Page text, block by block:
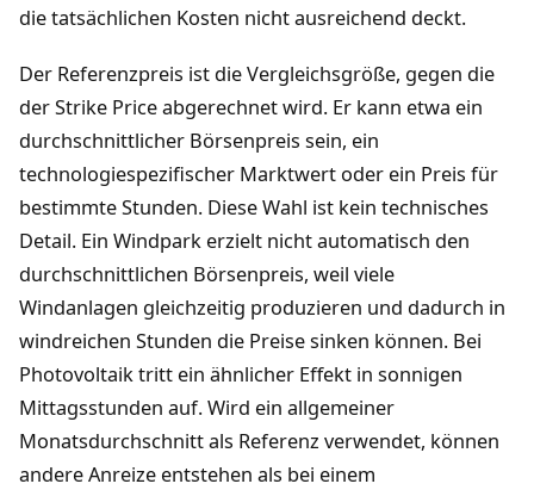
die tatsächlichen Kosten nicht ausreichend deckt.
Der Referenzpreis ist die Vergleichsgröße, gegen die
der Strike Price abgerechnet wird. Er kann etwa ein
durchschnittlicher Börsenpreis sein, ein
technologiespezifischer Marktwert oder ein Preis für
bestimmte Stunden. Diese Wahl ist kein technisches
Detail. Ein Windpark erzielt nicht automatisch den
durchschnittlichen Börsenpreis, weil viele
Windanlagen gleichzeitig produzieren und dadurch in
windreichen Stunden die Preise sinken können. Bei
Photovoltaik tritt ein ähnlicher Effekt in sonnigen
Mittagsstunden auf. Wird ein allgemeiner
Monatsdurchschnitt als Referenz verwendet, können
andere Anreize entstehen als bei einem